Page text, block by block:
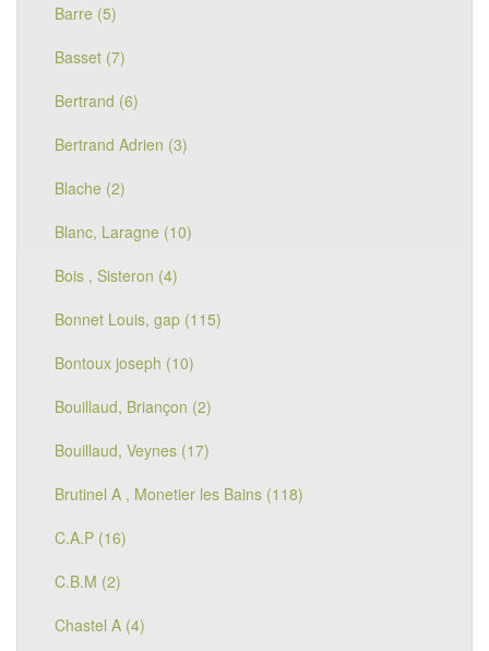
Barre (5)
Basset (7)
Bertrand (6)
Bertrand Adrien (3)
Blache (2)
Blanc, Laragne (10)
Bois , Sisteron (4)
Bonnet Louis, gap (115)
Bontoux joseph (10)
Bouillaud, Briançon (2)
Bouillaud, Veynes (17)
Brutinel A , Monetier les Bains (118)
C.A.P (16)
C.B.M (2)
Chastel A (4)